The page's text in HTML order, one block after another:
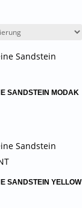
SANDSTEIN MODAK
SANDSTEIN YELLOW